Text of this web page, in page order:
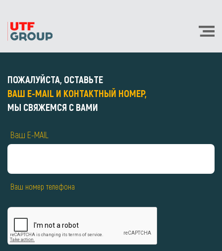
ПОЖАЛУЙСТА, ОСТАВЬТЕ
ВАШ E-MAIL И КОНТАКТНЫЙ НОМЕР,
МЫ СВЯЖЕМСЯ С ВАМИ
Ваш E-MAIL
Ваш номер телефона